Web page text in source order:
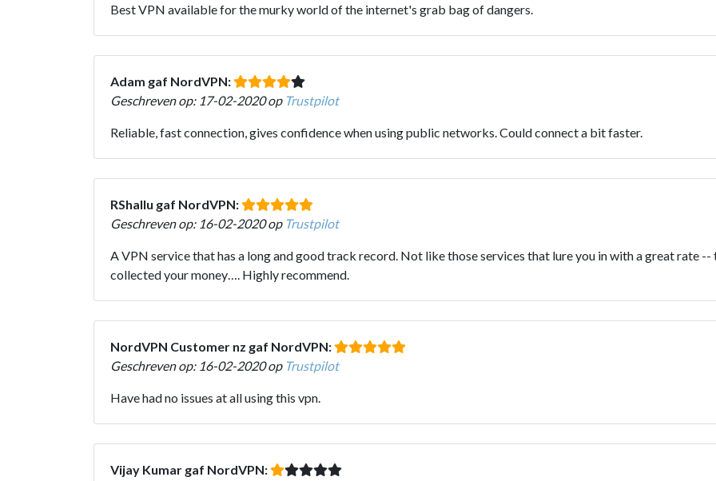
Best VPN available for the murky world of the internet's grab bag of dangers.
Adam gaf NordVPN:
Geschreven op: 17-02-2020 op Trustpilot
Reliable, fast connection, gives confidence when using public networks. Could connect a bit faster.
RShallu gaf NordVPN:
Geschreven op: 16-02-2020 op Trustpilot
A VPN service that has a long and good track record. Not like those services that lure you in with a great rate
collected your money…. Highly recommend.
NordVPN Customer nz gaf NordVPN:
Geschreven op: 16-02-2020 op Trustpilot
Have had no issues at all using this vpn.
Vijay Kumar gaf NordVPN: